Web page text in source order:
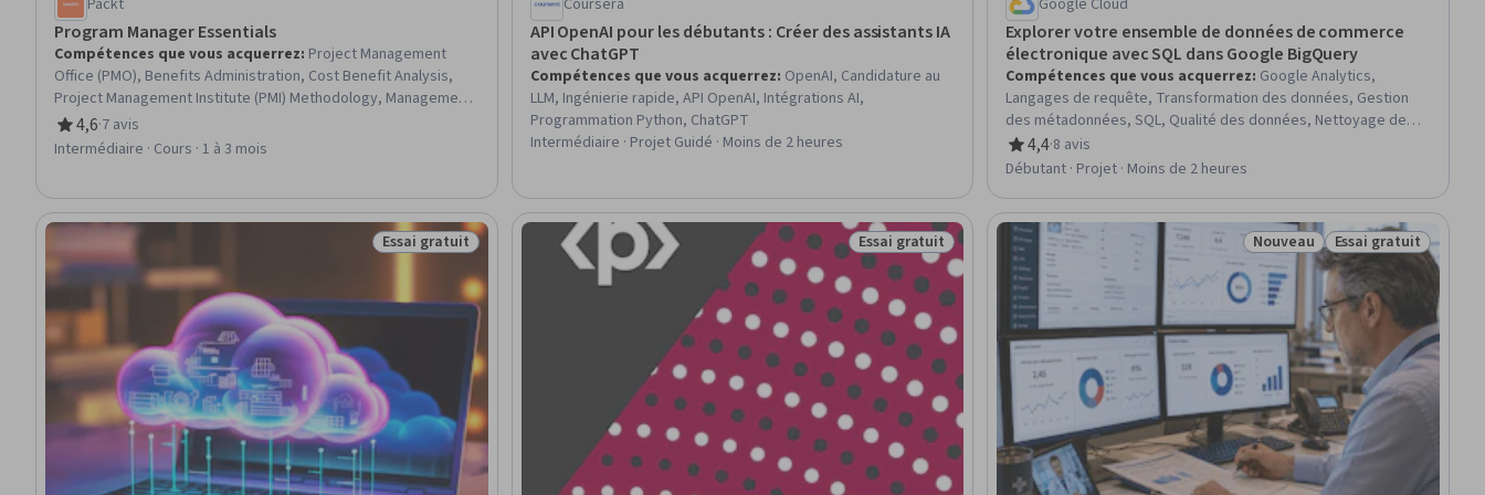
Packt
Program Manager Essentials
Compétences que vous acquerrez: Project Management
Office (PMO), Benefits Administration, Cost Benefit Analysis,
Project Management Institute (PMI) Methodology, Management
Training And Development, Scheduling, Stakeholder
Engagement, Procurement
4,6
évaluation, 4,6 sur 5 étoiles
·7 avis
Intermédiaire · Cours · 1 à 3 mois
Coursera
API OpenAI pour les débutants : Créer des assistants IA
avec ChatGPT
Compétences que vous acquerrez: OpenAI, Candidature au
LLM, Ingénierie rapide, API OpenAI, Intégrations AI,
Programmation Python, ChatGPT
Intermédiaire · Projet Guidé · Moins de 2 heures
Google Cloud
Explorer votre ensemble de données de commerce
électronique avec SQL dans Google BigQuery
Compétences que vous acquerrez: Google Analytics,
Langages de requête, Transformation des données, Gestion
des métadonnées, SQL, Qualité des données, Nettoyage des
données, Analyse des données, Accès aux données, Big Data,
Google Cloud Platform
4,4
évaluation, 4,4 sur 5 étoiles
·8 avis
Débutant · Projet · Moins de 2 heures
Statut : Essai gratuit
Essai gratuit Statut : Essai gratuit
Essai gratuit Statut : Nouveau
Nouveau Statut : Essai
Essai gratuit